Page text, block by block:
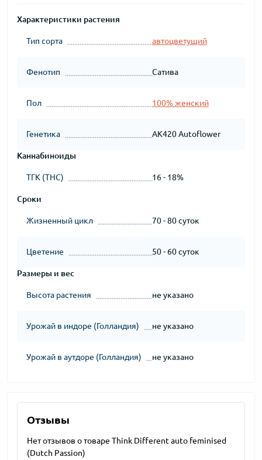
Характеристики растения
Тип сорта автоцветущий
Фенотип Сатива
Пол 100% женский
Генетика AK420 Autoflower
Каннабиноиды
ТГК (THC) 16 - 18%
Сроки
Жизненный цикл 70 - 80 суток
Цветение 50 - 60 суток
Размеры и вес
Высота растения не указано
Урожай в индоре (Голландия) не указано
Урожай в аутдоре (Голландия) не указано
Отзывы
Нет отзывов о товаре Think Different auto feminised
(Dutch Passion)